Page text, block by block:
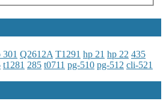
301 Q2612A T1291 hp 21 hp 22 435
t1281 285 t0711 pg-510 pg-512 cli-521